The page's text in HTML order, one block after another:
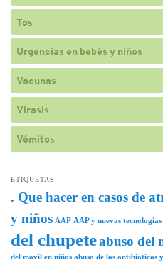
Tos
Urgencias en bebés y niños
Vacunas
Virasis
Vómitos
ETIQUETAS
. Que hacer en casos de
y niños AAP AAP y nuevas tecnologías
del chupeteabuso del
del móvil en niños abuso de los antibioticos